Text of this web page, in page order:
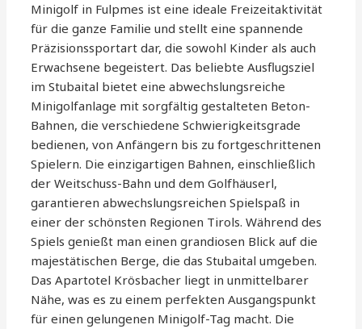
Minigolf in Fulpmes ist eine ideale Freizeitaktivität
für die ganze Familie und stellt eine spannende
Präzisionssportart dar, die sowohl Kinder als auch
Erwachsene begeistert. Das beliebte Ausflugsziel
im Stubaital bietet eine abwechslungsreiche
Minigolfanlage mit sorgfältig gestalteten Beton-
Bahnen, die verschiedene Schwierigkeitsgrade
bedienen, von Anfängern bis zu fortgeschrittenen
Spielern. Die einzigartigen Bahnen, einschließlich
der Weitschuss-Bahn und dem Golfhäuserl,
garantieren abwechslungsreichen Spielspaß in
einer der schönsten Regionen Tirols. Während des
Spiels genießt man einen grandiosen Blick auf die
majestätischen Berge, die das Stubaital umgeben.
Das Apartotel Krösbacher liegt in unmittelbarer
Nähe, was es zu einem perfekten Ausgangspunkt
für einen gelungenen Minigolf-Tag macht. Die